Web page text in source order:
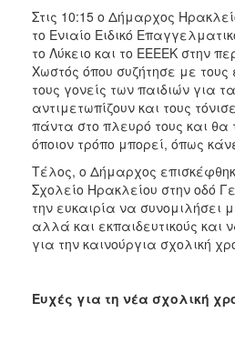
Στις 10:15 ο Δήμαρχος
το Ενιαίο Ειδικό
το Λύκειο και το ΕΕΕΕΚ στην
Χωστός όπου συζήτησε με τους
τους γονείς των παιδιών για
αντιμετωπίζουν και τους
πάντα στο πλευρό τους και θα
όποιον τρόπο μπορεί, όπως
Τέλος, ο Δήμαρχος
Σχολείο Ηρακλείου στην οδό
την ευκαιρία να συνομιλήσει
αλλά και εκπαιδευτικούς και
για την καινούργια σχολική
Ευχές για τη νέα σχολική